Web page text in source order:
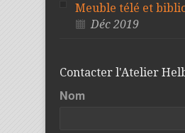
Meuble télé et
Déc 2019
Contacter l'Atelier
Nom